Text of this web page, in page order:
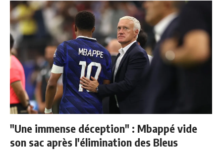
"Une immense déception" : Mbappé vide
son sac après l'élimination des Bleus